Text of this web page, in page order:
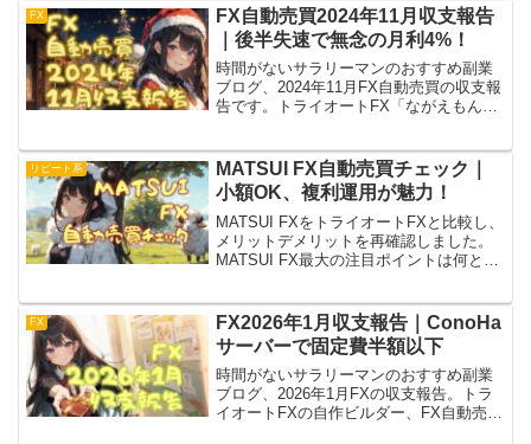
この条件で攻略やってみた実績を示して
いきます！
FX
FX自動売買2024年11月収支報告
｜後半失速で無念の月利4%！
時間がないサラリーマンのおすすめ副業
ブログ、2024年11月FX自動売買の収支報
告です。トライオートFX「ながえもん」
ないという課題が浮き彫りに。来年の宿
題。
リピート系
MATSUI FX自動売買チェック｜
小額OK、複利運用が魅力！
MATSUI FXをトライオートFXと比較し、
メリットデメリットを再確認しました。
MATSUI FX最大の注目ポイントは何と言
動売買設定からズレていないかを確認。
FX
FX2026年1月収支報告｜ConoHa
サーバーで固定費半額以下
時間がないサラリーマンのおすすめ副業
ブログ、2026年1月FXの収支報告。トラ
イオートFXの自作ビルダー、FX自動売買